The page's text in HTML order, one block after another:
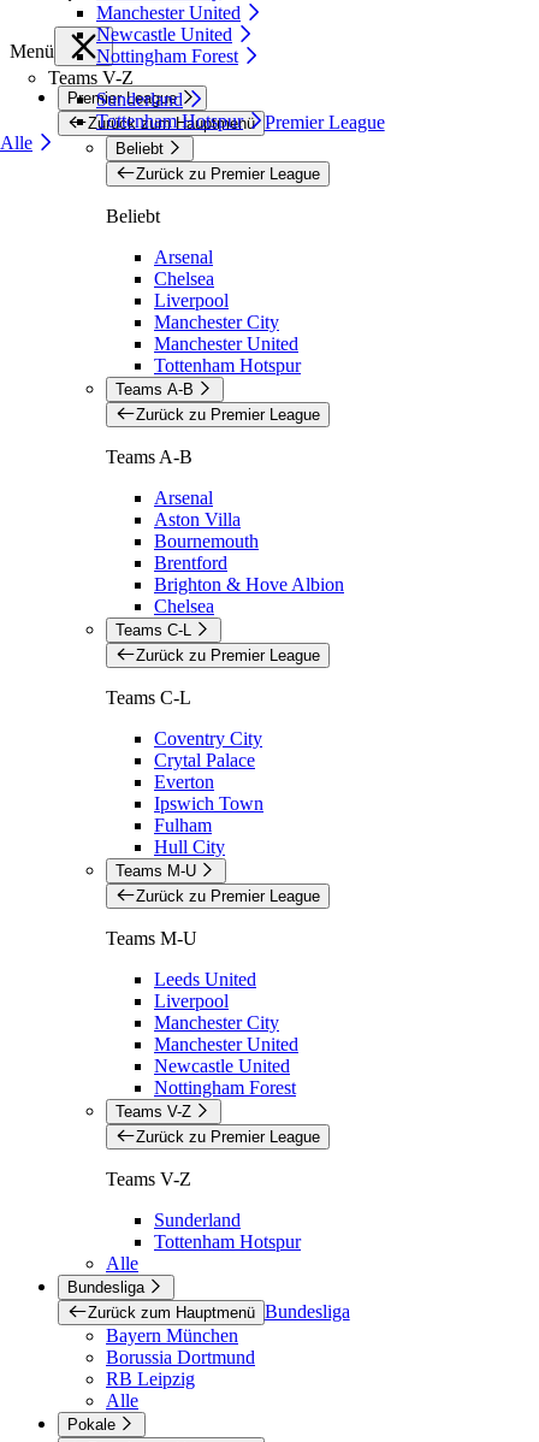
Manchester United
Newcastle United
Nottingham Forest
Teams V-Z
Sunderland
Tottenham Hotspur
Alle
Menü
Premier League
Zurück zum Hauptmenü Premier League
Beliebt
Zurück zu Premier League
Beliebt
Arsenal
Chelsea
Liverpool
Manchester City
Manchester United
Tottenham Hotspur
Teams A-B
Zurück zu Premier League
Teams A-B
Arsenal
Aston Villa
Bournemouth
Brentford
Brighton & Hove Albion
Chelsea
Teams C-L
Zurück zu Premier League
Teams C-L
Coventry City
Crytal Palace
Everton
Ipswich Town
Fulham
Hull City
Teams M-U
Zurück zu Premier League
Teams M-U
Leeds United
Liverpool
Manchester City
Manchester United
Newcastle United
Nottingham Forest
Teams V-Z
Zurück zu Premier League
Teams V-Z
Sunderland
Tottenham Hotspur
Alle
Bundesliga
Zurück zum Hauptmenü Bundesliga
Bayern München
Borussia Dortmund
RB Leipzig
Alle
Pokale